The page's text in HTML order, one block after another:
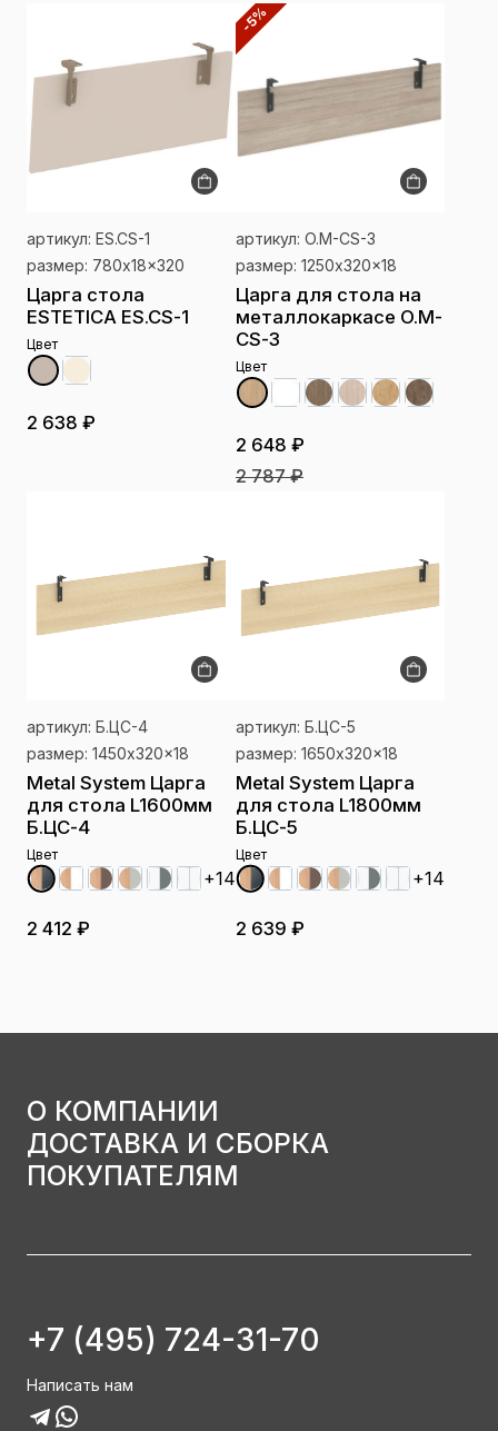
артикул: ES.CS-1
размер: 780x18x320
Царга стола
ESTETICA ES.CS-1
Цвет
2 638 ₽
-5%
артикул: O.M-CS-3
размер: 1250x320x18
Царга для стола на
металлокаркасе O.M-
CS-3
Цвет
2 648 ₽
2 787 ₽
артикул: Б.ЦС-4
размер: 1450x320x18
Metal System Царга
для стола L1600мм
Б.ЦС-4
Цвет
+14
2 412 ₽
артикул: Б.ЦС-5
размер: 1650x320x18
Metal System Царга
для стола L1800мм
Б.ЦС-5
Цвет
+14
2 639 ₽
О КОМПАНИИ
ДОСТАВКА И СБОРКА
ПОКУПАТЕЛЯМ
+7 (495) 724-31-70
Написать нам